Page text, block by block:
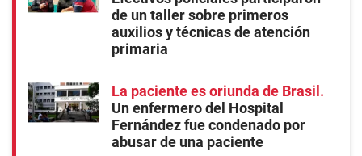
de un taller sobre primeros
auxilios y técnicas de atención
primaria
La paciente es oriunda de Brasil
Un enfermero del Hospital
Fernández fue condenado por
abusar de una paciente